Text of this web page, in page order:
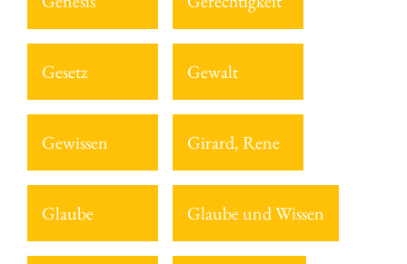
Gesetz Gewalt
Gewissen Girard, Rene
Glaube Glaube und Wissen